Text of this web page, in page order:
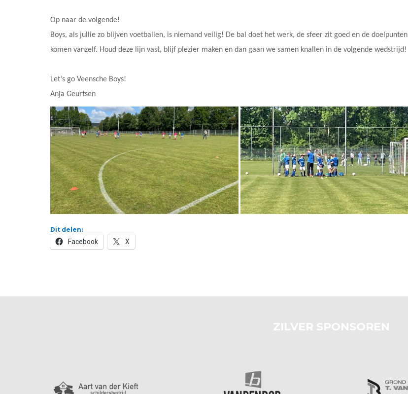
Op naar de volgende!
Boys, als jullie zo blijven voetballen, is niemand veilig! De bal doet het werk, de sfeer zit goed en de doelpunten
komen vanzelf. Houd deze lijn vast, blijf plezier maken en dan gaan we samen knallen in de volgende wedstrijd!
Let’s go Veensche Boys!
Anja Geurtsen
Dit delen:
Facebook X
ZILVER SPONSOREN